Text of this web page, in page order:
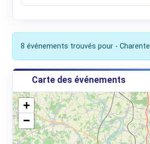
8 événements trouvés pour - Charente
Carte des événements
+
−